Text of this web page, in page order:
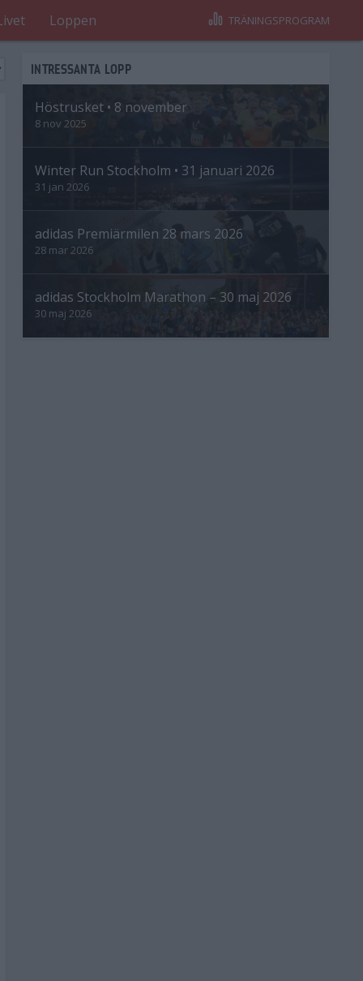
Loppen TRÄNINGSPROGRAM
INTRESSANTA LOPP
Höstrusket • 8 november
8 nov 2025
Winter Run Stockholm • 31 januari 2026
31 jan 2026
adidas Premiärmilen 28 mars 2026
28 mar 2026
adidas Stockholm Marathon – 30 maj 2026
30 maj 2026